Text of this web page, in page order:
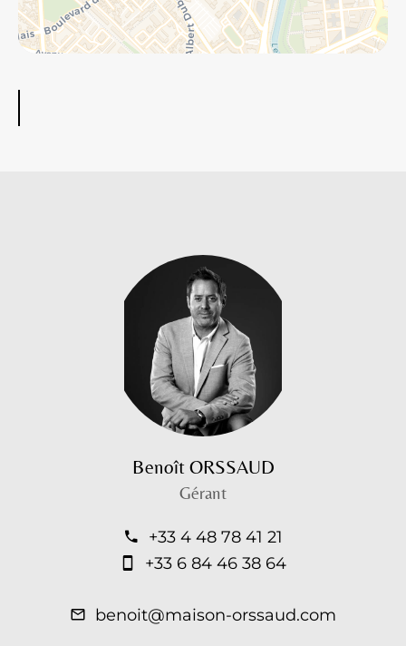
Benoît ORSSAUD
Gérant
+33 4 48 78 41 21
+33 6 84 46 38 64
benoit@maison-orssaud.com